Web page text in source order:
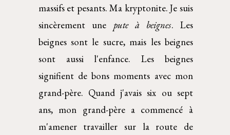
massifs et pesants. Ma kryptonite. Je suis
sincèrement une pute à beignes. Les
beignes sont le sucre, mais les beignes
sont aussi l'enfance. Les beignes
signifient de bons moments avec mon
grand-père. Quand j'avais six ou sept
ans, mon grand-père a commencé à
m'amener travailler sur la route de